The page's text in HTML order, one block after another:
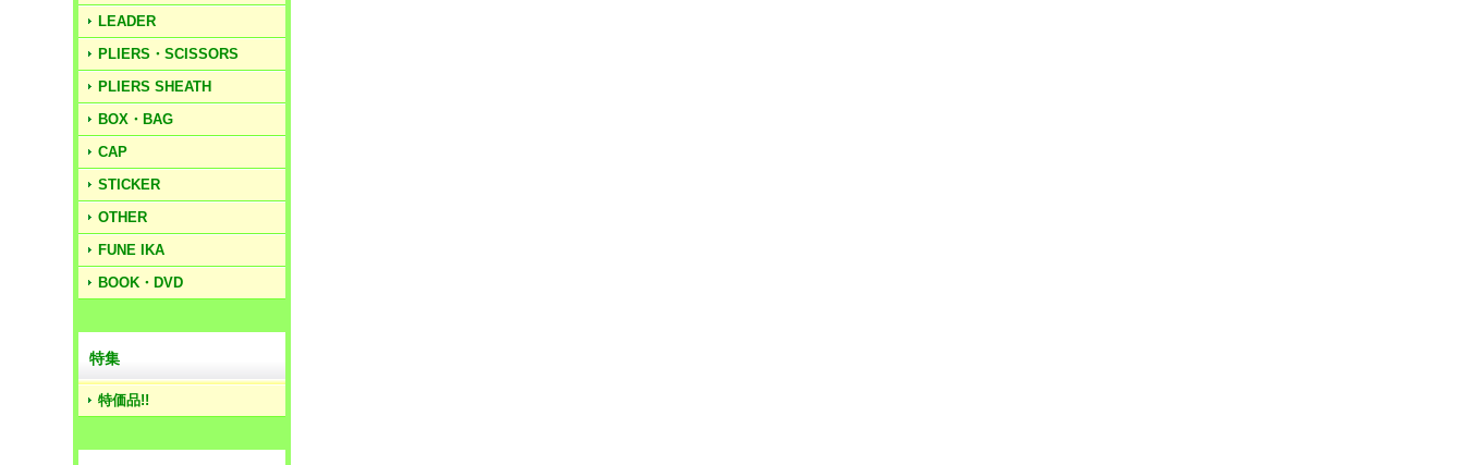
LEADER
PLIERS・SCISSORS
PLIERS SHEATH
BOX・BAG
CAP
STICKER
OTHER
FUNE IKA
BOOK・DVD
特集
特価品!!